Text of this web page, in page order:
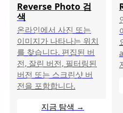
Reverse Photo 검
색
온라인에서 사진 또는
이미지가 나타나는 위치
를 찾습니다. 편집된 버
전, 잘린 버전, 필터링된
버전 또는 스크린샷 버
전을 포함합니다.
지금 탐색 →